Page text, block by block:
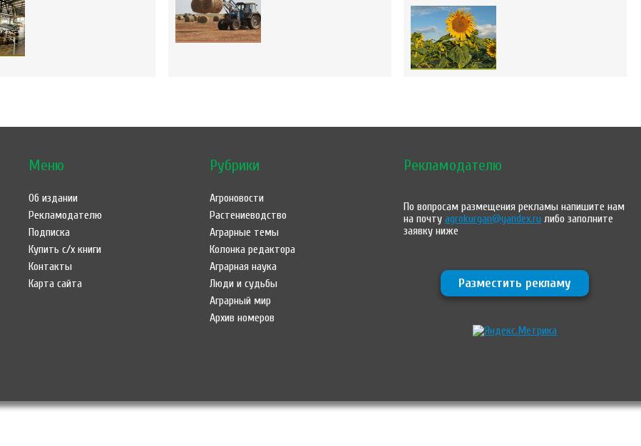
Меню
Об издании
Рекламодателю
Подписка
Купить с/х книги
Контакты
Карта сайта
Рубрики
Агроновости
Растениеводство
Аграрные темы
Колонка редактора
Аграрная наука
Люди и судьбы
Аграрный мир
Архив номеров
Рекламодателю
По вопросам размещения рекламы напишите нам
на почтуagrokurgan@yandex.ru либо заполните
заявку ниже
Разместить рекламу